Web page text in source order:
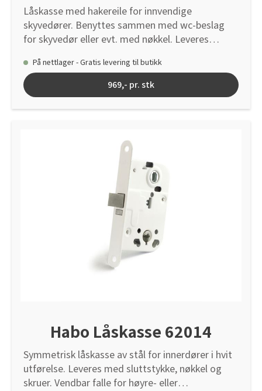
Låskasse med hakereile for innvendige
skyvedører. Benyttes sammen med wc-beslag
for skyvedør eller evt. med nøkkel. Leveres
På nettlager - Gratis levering til butikk
969,- pr. stk
Habo Låskasse 62014
Symmetrisk låskasse av stål for innerdører i hvit
utførelse. Leveres med sluttstykke, nøkkel og
skruer. Vendbar falle for høyre- eller